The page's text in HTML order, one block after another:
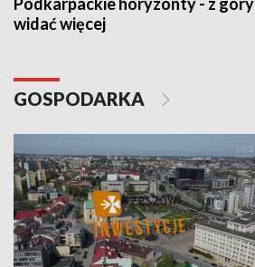
widać więcej
GOSPODARKA